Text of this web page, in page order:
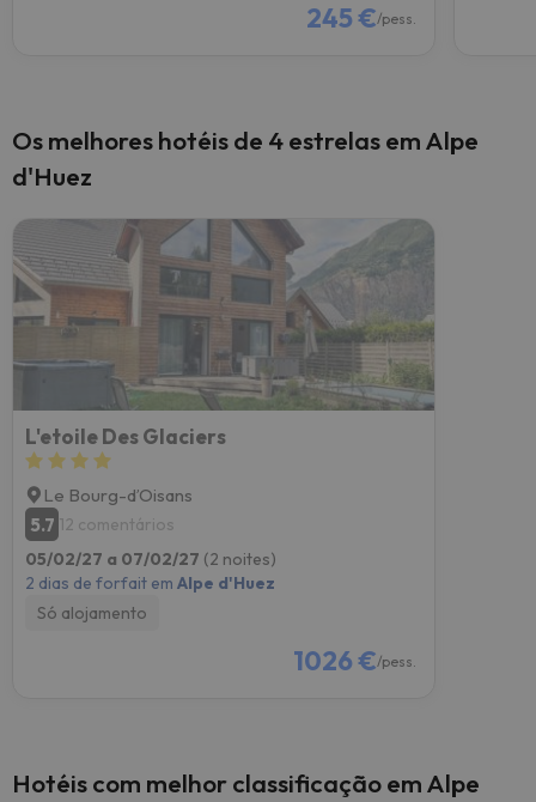
245 €/pess.
Os melhores hotéis de 4 estrelas em Alpe
d'Huez
L'etoile Des Glaciers
Le Bourg-dʼOisans
5.7 12 comentários
05/02/27 a 07/02/27 (2 noites)
2 dias de forfait em Alpe d'Huez
Só alojamento
1026 €/pess.
Hotéis com melhor classificação em Alpe